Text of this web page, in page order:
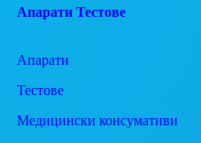
Апарати Тестове
Апарати
Тестове
Медицински консумативи